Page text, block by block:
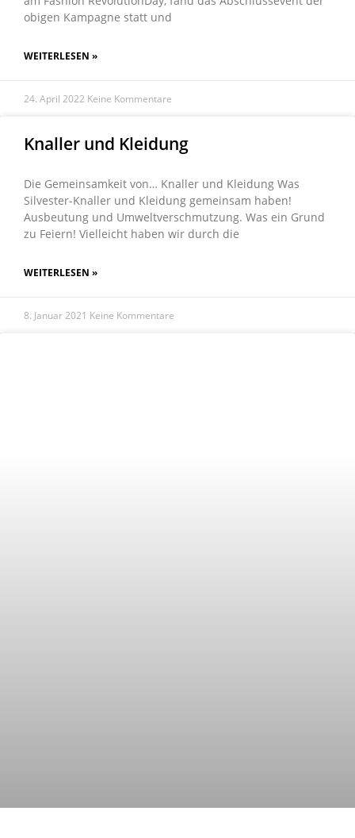
obigen Kampagne statt und
WEITERLESEN »
24. April 2022 Keine Kommentare
Knaller und Kleidung
Die Gemeinsamkeit von… Knaller und Kleidung Was
Silvester-Knaller und Kleidung gemeinsam haben!
Ausbeutung und Umweltverschmutzung. Was ein Grund
zu Feiern! Vielleicht haben wir durch die
WEITERLESEN »
8. Januar 2021 Keine Kommentare